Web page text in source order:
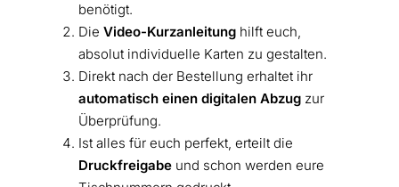
benötigt.
Die Video-Kurzanleitunghilft euch,
absolut individuelle Karten zu gestalten.
Direkt nach der Bestellung erhaltet ihr
automatisch einen digitalen Abzugzur
Überprüfung.
Ist alles für euch perfekt, erteilt die
Druckfreigabeund schon werden eure